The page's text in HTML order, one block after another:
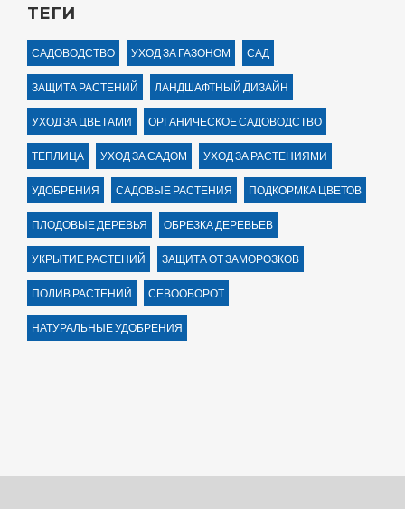
ТЕГИ
САДОВОДСТВО УХОД ЗА ГАЗОНОМ САД
ЗАЩИТА РАСТЕНИЙ ЛАНДШАФТНЫЙ ДИЗАЙН
УХОД ЗА ЦВЕТАМИ ОРГАНИЧЕСКОЕ САДОВОДСТВО
ТЕПЛИЦА УХОД ЗА САДОМ УХОД ЗА РАСТЕНИЯМИ
УДОБРЕНИЯ САДОВЫЕ РАСТЕНИЯ ПОДКОРМКА ЦВЕТОВ
ПЛОДОВЫЕ ДЕРЕВЬЯ ОБРЕЗКА ДЕРЕВЬЕВ
УКРЫТИЕ РАСТЕНИЙ ЗАЩИТА ОТ ЗАМОРОЗКОВ
ПОЛИВ РАСТЕНИЙ СЕВООБОРОТ
НАТУРАЛЬНЫЕ УДОБРЕНИЯ